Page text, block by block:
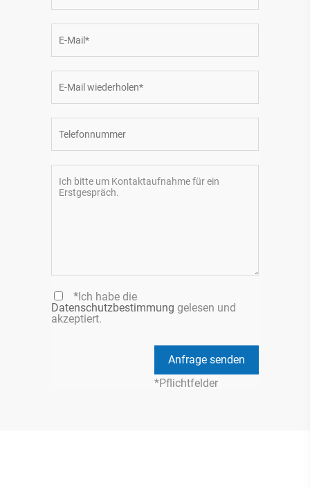
*Pflichtfelder
*Ich habe die
Datenschutzbestimmung gelesen und
akzeptiert.
*Pflichtfelder